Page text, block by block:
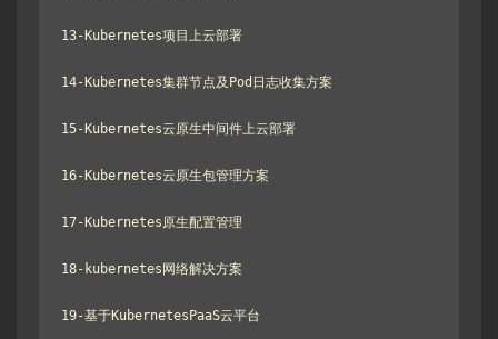
13-Kubernetes项目上云部署
14-Kubernetes集群节点及Pod日志收集方案
15-Kubernetes云原生中间件上云部署
16-Kubernetes云原生包管理方案
17-Kubernetes原生配置管理
18-kubernetes网络解决方案
19-基于KubernetesPaaS云平台